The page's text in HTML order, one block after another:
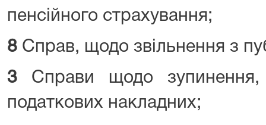
пенсійного страхування;
8 Справ, щодо звільнення з
3 Справи щодо зупинення,
податкових накладних;